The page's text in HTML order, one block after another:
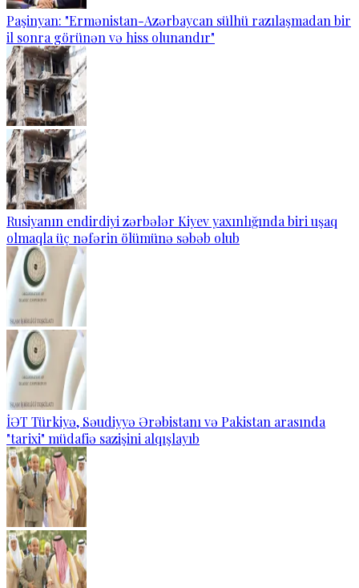
Paşinyan: "Ermənistan-Azərbaycan sülhü razılaşmadan bir
il sonra görünən və hiss olunandır"
Rusiyanın endirdiyi zərbələr Kiyev yaxınlığında biri uşaq
olmaqla üç nəfərin ölümünə səbəb olub
İƏT Türkiyə, Səudiyyə Ərəbistanı və Pakistan arasında
"tarixi" müdafiə sazişini alqışlayıb